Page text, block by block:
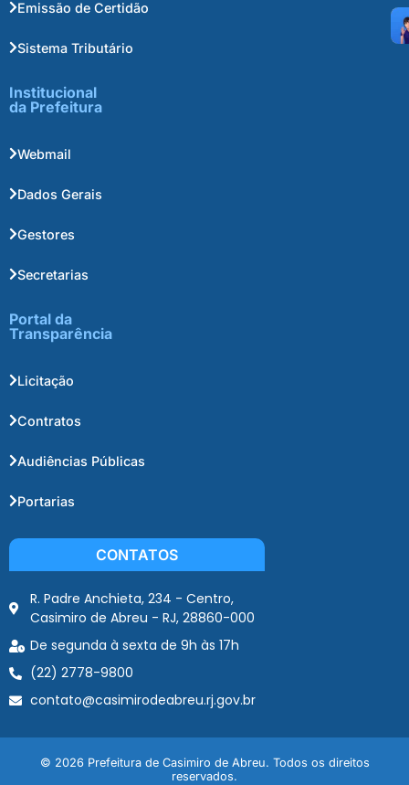
Emissão de Certidão
Sistema Tributário
Institucional
da Prefeitura
Webmail
Dados Gerais
Gestores
Secretarias
Portal da
Transparência
Licitação
Contratos
Audiências Públicas
Portarias
CONTATOS
R. Padre Anchieta, 234 - Centro,
Casimiro de Abreu - RJ, 28860-000
De segunda à sexta de 9h às 17h
(22) 2778-9800
contato@casimirodeabreu.rj.gov.br
© 2026 Prefeitura de Casimiro de Abreu. Todos os direitos
reservados.